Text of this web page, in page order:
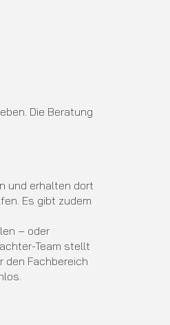
Die Beratung
und erhalten dort
Es gibt zudem
– oder
Team stellt
den Fachbereich